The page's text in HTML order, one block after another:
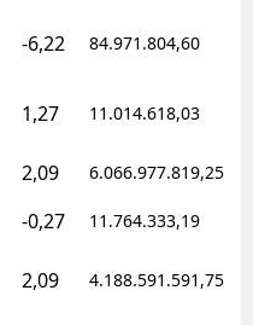
-6,22 84.971.804,60
1,27 11.014.618,03
2,09 6.066.977.819,25
-0,27 11.764.333,19
2,09 4.188.591.591,75